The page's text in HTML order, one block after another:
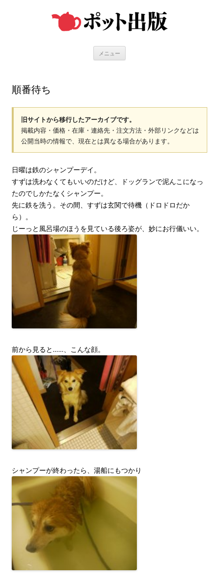
メニュー
順番待ち
旧サイトから移行したアーカイブです。
掲載内容・価格・在庫・連絡先・注文方法・外部リンクなどは
公開当時の情報で、現在とは異なる場合があります。
日曜は鉄のシャンプーデイ。
すずは洗わなくてもいいのだけど、ドッグランで泥んこになっ
たのでしかたなくシャンプー。
先に鉄を洗う。その間、すずは玄関で待機（ドロドロだか
ら）。
じーっと風呂場のほうを見ている後ろ姿が、妙にお行儀いい。
前から見ると……、こんな顔。
シャンプーが終わったら、湯船にもつかり